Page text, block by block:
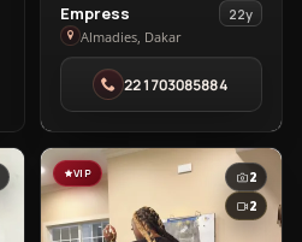
View
Empress
in
Almadies
Empress
22y
Almadies, Dakar
221703085884
VIP
2
2